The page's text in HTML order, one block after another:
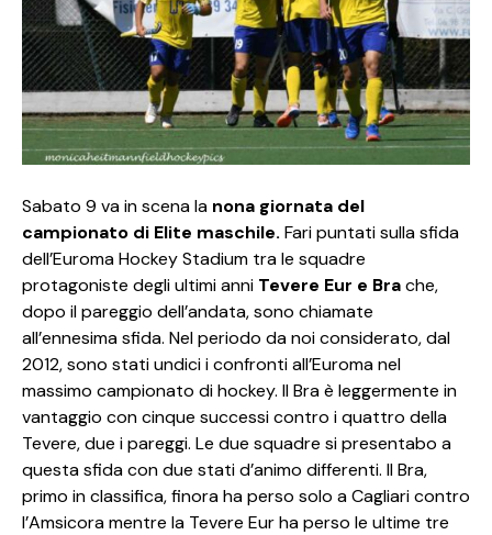
Sabato 9 va in scena la nona giornata del
campionato di Elite maschile. Fari puntati sulla sfida
dell’Euroma Hockey Stadium tra le squadre
protagoniste degli ultimi anni Tevere Eur e Brache,
dopo il pareggio dell’andata, sono chiamate
all’ennesima sfida. Nel periodo da noi considerato, dal
2012, sono stati undici i confronti all’Euroma nel
massimo campionato di hockey. Il Bra è leggermente in
vantaggio con cinque successi contro i quattro della
Tevere, due i pareggi. Le due squadre si presentabo a
questa sfida con due stati d’animo differenti. Il Bra,
primo in classifica, finora ha perso solo a Cagliari contro
l’Amsicora mentre la Tevere Eur ha perso le ultime tre